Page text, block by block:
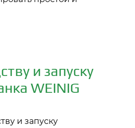
и запуску
WEINIG
и запуску